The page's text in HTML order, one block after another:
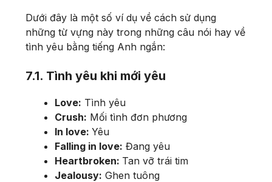
Dưới đây là một số ví dụ về cách sử dụng
những từ vựng này trong những câu nói hay về
tình yêu bằng tiếng Anh ngắn:
7.1. Tình yêu khi mới yêu
Love: Tình yêu
Crush: Mối tình đơn phương
In love: Yêu
Falling in love: Đang yêu
Heartbroken: Tan vỡ trái tim
Jealousy: Ghen tuông